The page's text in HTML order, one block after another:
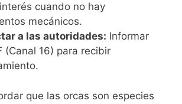
cuando no hay
mecánicos.
a las autoridades: Informar
(Canal 16) para recibir
que las orcas son especies